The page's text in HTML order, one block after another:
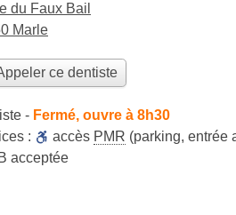
du Faux Bail
Marle
ce dentiste
- Fermé, ouvre à 8h30
:
accès PMR (parking, entrée
acceptée